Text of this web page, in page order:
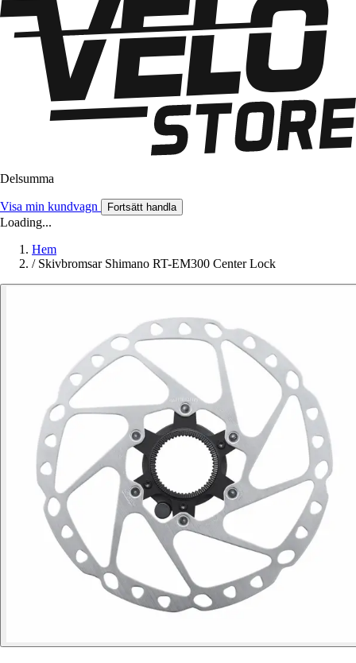
Delsumma
Visa min kundvagn Fortsätt handla
Loading...
Hem
/ Skivbromsar Shimano RT-EM300 Center Lock